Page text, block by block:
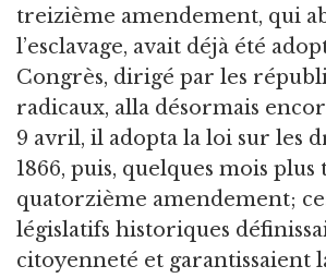
treizième amendement, qui
l’esclavage, avait déjà été
Congrès, dirigé par les
radicaux, alla désormais
9 avril, il adopta la loi sur les
1866, puis, quelques mois plus
quatorzième amendement;
législatifs historiques
citoyenneté et garantissaient